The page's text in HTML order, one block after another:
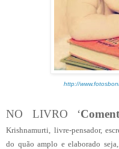
http://
NO LIVRO ‘
Krishnamurti, livre-pensador,
do quão amplo e elaborado